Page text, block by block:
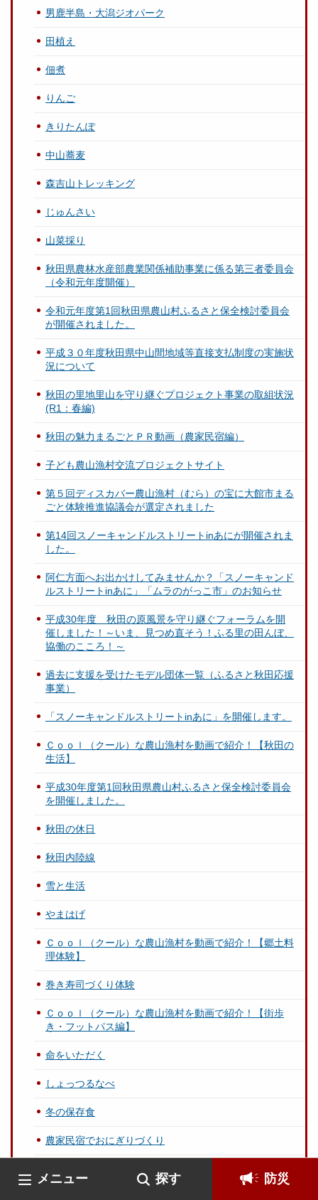
メニュー 探す 防災
男鹿半島・大潟ジオパーク
田植え
佃煮
りんご
きりたんぽ
中山蕎麦
森吉山トレッキング
じゅんさい
山菜採り
秋田県農林水産部農業関係補助事業に係る第三者委員会
（令和元年度開催）
令和元年度第1回秋田県農山村ふるさと保全検討委員会
が開催されました。
平成３０年度秋田県中山間地域等直接支払制度の実施状
況について
秋田の里地里山を守り継ぐプロジェクト事業の取組状況
(R1：春編)
秋田の魅力まるごとＰＲ動画（農家民宿編）
子ども農山漁村交流プロジェクトサイト
第５回ディスカバー農山漁村（むら）の宝に大館市まる
ごと体験推進協議会が選定されました
第14回スノーキャンドルストリートinあにが開催されま
した。
阿仁方面へお出かけしてみませんか？「スノーキャンド
ルストリートinあに」「ムラのがっこ市」のお知らせ
平成30年度 秋田の原風景を守り継ぐフォーラムを開
催しました！～いま、見つめ直そう！ふる里の田んぼ、
協働のこころ！～
過去に支援を受けたモデル団体一覧（ふるさと秋田応援
事業）
「スノーキャンドルストリートinあに」を開催します。
Ｃｏｏｌ（クール）な農山漁村を動画で紹介！【秋田の
生活】
平成30年度第1回秋田県農山村ふるさと保全検討委員会
を開催しました。
秋田の休日
秋田内陸線
雪と生活
やまはげ
Ｃｏｏｌ（クール）な農山漁村を動画で紹介！【郷土料
理体験】
巻き寿司づくり体験
Ｃｏｏｌ（クール）な農山漁村を動画で紹介！【街歩
き・フットパス編】
命をいただく
しょっつるなべ
冬の保存食
農家民宿でおにぎりづくり